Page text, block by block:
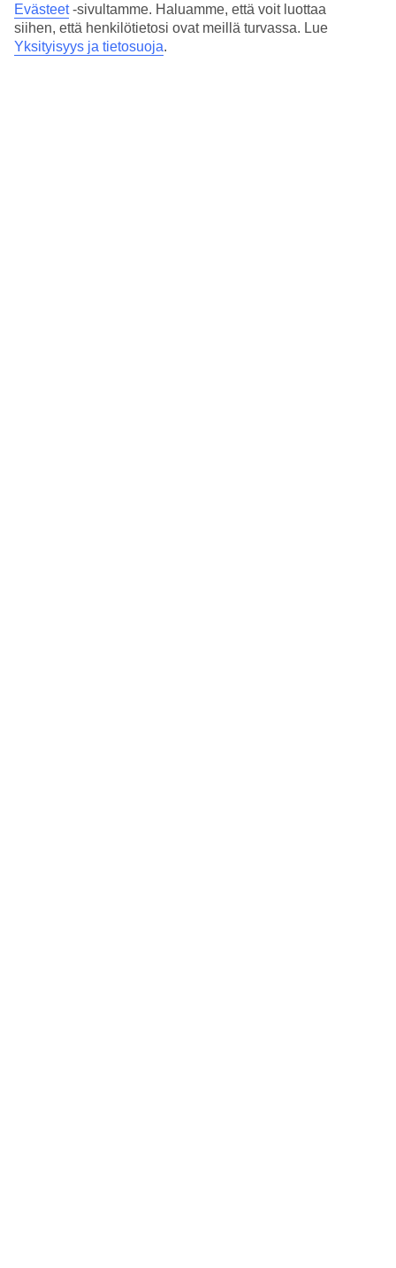
10/17
Evästeet-sivultamme. Haluamme, että voit luottaa
siihen, että henkilötietosi ovat meillä turvassa. Lue
Yksityisyys ja tietosuoja.